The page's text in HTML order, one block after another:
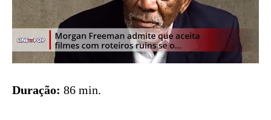
Duração: 86 min.